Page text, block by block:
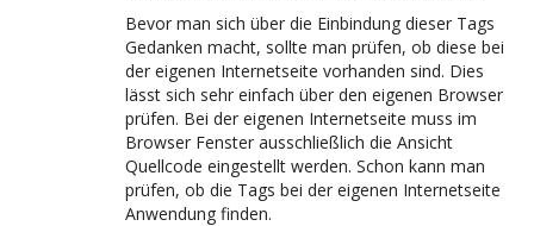
Bevor man sich über die Einbindung dieser Tags
Gedanken macht, sollte man prüfen, ob diese bei
der eigenen Internetseite vorhanden sind. Dies
lässt sich sehr einfach über den eigenen Browser
prüfen. Bei der eigenen Internetseite muss im
Browser Fenster ausschließlich die Ansicht
Quellcode eingestellt werden. Schon kann man
prüfen, ob die Tags bei der eigenen Internetseite
Anwendung finden.